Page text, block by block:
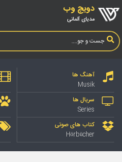
دویچ وب
مدیای آلمانی
آهنگ ها
Musik
سریال ها
Series
کتاب های صوتی
Hörbücher